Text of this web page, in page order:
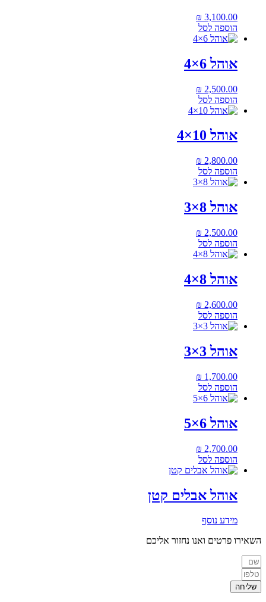
₪ 3,100.00
הוספה לסל
אוהל 6×4
₪ 2,500.00
הוספה לסל
אוהל 10×4
₪ 2,800.00
הוספה לסל
אוהל 8×3
₪ 2,500.00
הוספה לסל
אוהל 8×4
₪ 2,600.00
הוספה לסל
אוהל 3×3
₪ 1,700.00
הוספה לסל
אוהל 6×5
₪ 2,700.00
הוספה לסל
אוהל אבלים קטן
מידע נוסף
השאירו פרטים ואנו נחזור אליכם
שליחה